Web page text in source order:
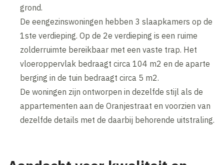
grond.
De eengezinswoningen hebben 3 slaapkamers op de
1ste verdieping. Op de 2e verdieping is een ruime
zolderruimte bereikbaar met een vaste trap. Het
vloeroppervlak bedraagt circa 104 m2 en de aparte
berging in de tuin bedraagt circa 5 m2.
De woningen zijn ontworpen in dezelfde stijl als de
appartementen aan de Oranjestraat en voorzien van
dezelfde details met de daarbij behorende uitstraling.